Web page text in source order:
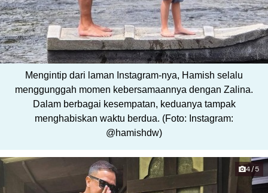
Mengintip dari laman Instagram-nya, Hamish selalu
menggunggah momen kebersamaannya dengan Zalina.
Dalam berbagai kesempatan, keduanya tampak
menghabiskan waktu berdua. (Foto: Instagram:
@hamishdw)
4/5